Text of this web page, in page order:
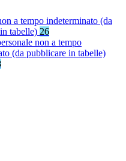
a tempo indeterminato (da
tabelle) 26
non a tempo
(da pubblicare in tabelle)